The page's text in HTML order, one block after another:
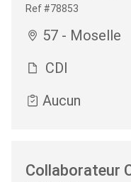
Ref #78853
57 - Moselle
CDI
Aucun
Collaborateur